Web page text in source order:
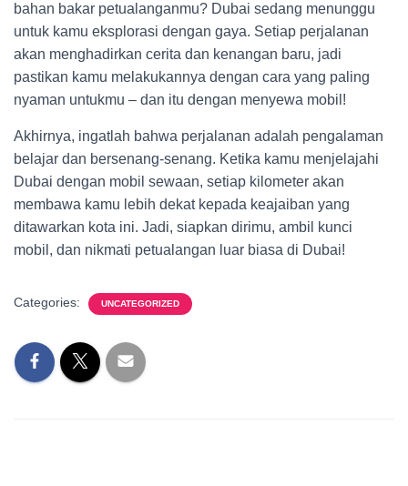
bahan bakar petualanganmu? Dubai sedang menunggu
untuk kamu eksplorasi dengan gaya. Setiap perjalanan
akan menghadirkan cerita dan kenangan baru, jadi
pastikan kamu melakukannya dengan cara yang paling
nyaman untukmu – dan itu dengan menyewa mobil!
Akhirnya, ingatlah bahwa perjalanan adalah pengalaman
belajar dan bersenang-senang. Ketika kamu menjelajahi
Dubai dengan mobil sewaan, setiap kilometer akan
membawa kamu lebih dekat kepada keajaiban yang
ditawarkan kota ini. Jadi, siapkan dirimu, ambil kunci
mobil, dan nikmati petualangan luar biasa di Dubai!
Categories: UNCATEGORIZED